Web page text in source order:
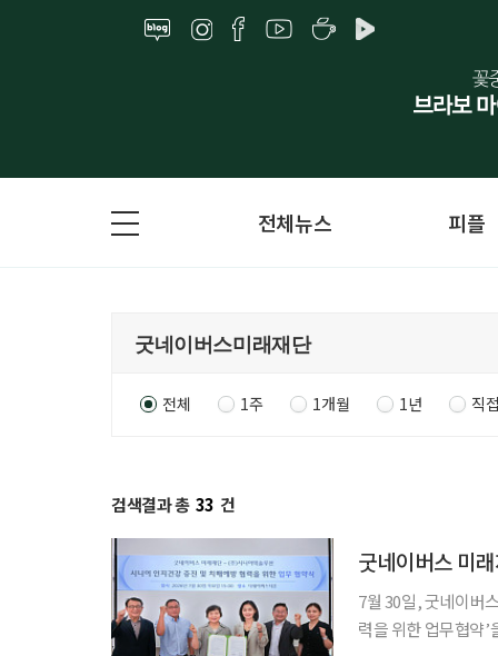
전체뉴스 피플
전체 1주 1개월 1년 직
검색결과 총 33 건
7월 30일, 굿네이버
력을 위한 업무협약’을 체결했다. 이번 협약은 초고령사